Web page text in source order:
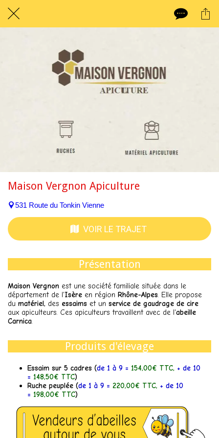
Maison Vergnon Apiculture
531 Route du Tonkin Vienne
VOIR LE TRAJET
Présentation
Maison Vergnon est une société familiale située dans le
département de l'Isère en région Rhône-Alpes. Elle propose
du matériel, des essaims et un service de gaudrage de cire
aux apiculteurs. Ces apiculteurs travaillent avec de l'abeille
Carnica.
Produits d'élevage
Essaim sur 5 cadres (de 1 à 9 = 154,00€ TTC, + de 10
= 148,50€ TTC)
Ruche peuplée (de 1 à 9 = 220,00€ TTC, + de 10
= 198,00€ TTC)